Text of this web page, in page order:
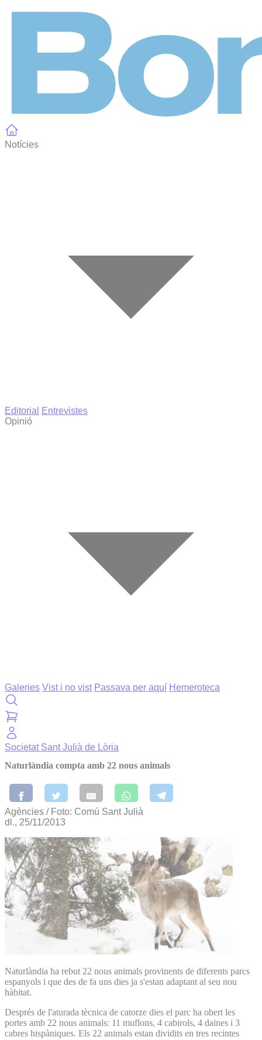
Notícies
Editorial
Entrevistes
Opinió
Galeries Vist i no vist Passava per aquí Hemeroteca
Societat Sant Julià de Lòria
Naturlàndia compta amb 22 nous animals
Agències / Foto: Comú Sant Julià
dl., 25/11/2013
Naturlàndia ha rebut 22 nous animals provinents de diferents parcs
espanyols i que des de fa uns dies ja s'estan adaptant al seu nou
hàbitat.
Després de l'aturada tècnica de catorze dies el parc ha obert les
portes amb 22 nous animals: 11 muflons, 4 cabirols, 4 daines i 3
cabres hispàniques. Els 22 animals estan dividits en tres recintes